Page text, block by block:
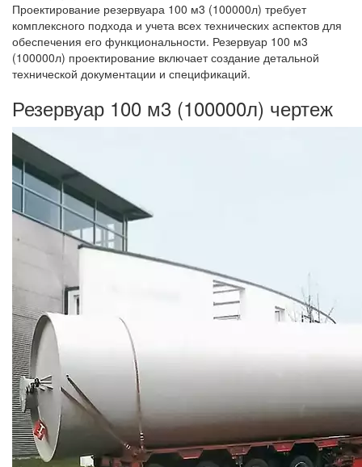
Проектирование резервуара 100 м3 (100000л) требует
комплексного подхода и учета всех технических аспектов для
обеспечения его функциональности. Резервуар 100 м3
(100000л) проектирование включает создание детальной
технической документации и спецификаций.
Резервуар 100 м3 (100000л) чертеж